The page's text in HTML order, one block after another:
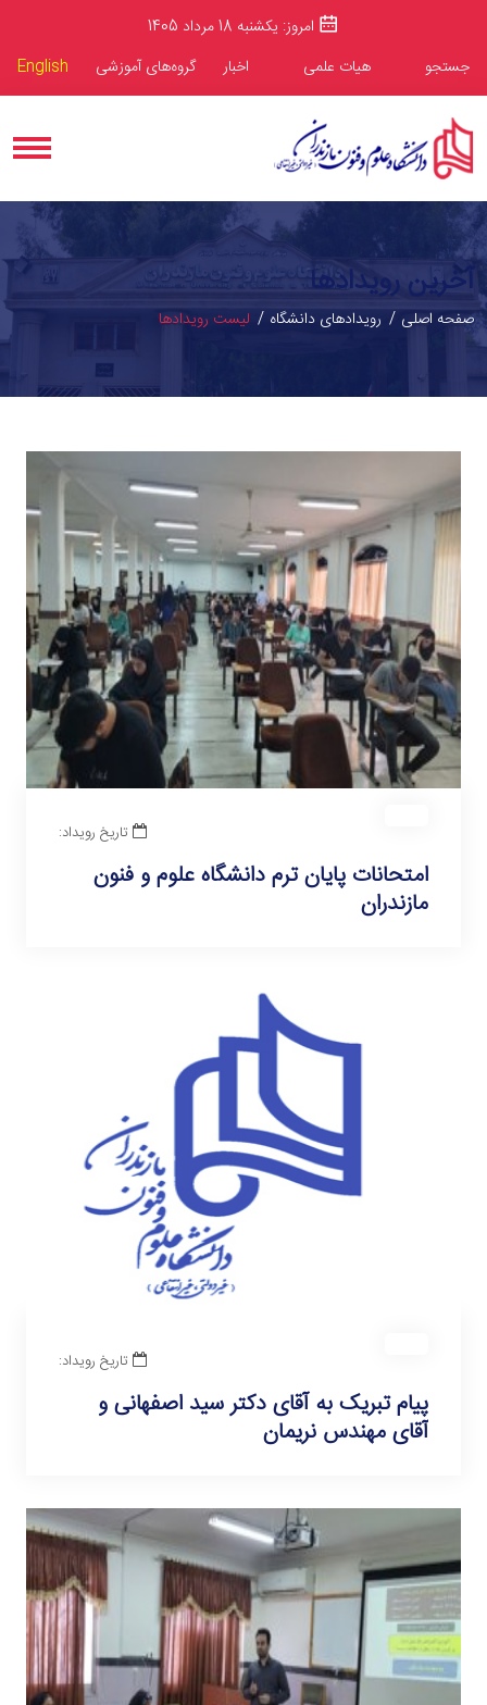
امروز: یکشنبه 18 مرداد 1405
جستجو
هیات علمی اخبار گروه‌های آموزشی English
آخرین رویدادها
صفحه اصلی رویدادهای دانشگاه لیست رویدادها
تاریخ رویداد:
امتحانات پایان ترم دانشگاه علوم و فنون
مازندران
تاریخ رویداد:
پیام تبریک به آقای دکتر سید اصفهانی و
آقای مهندس نریمان